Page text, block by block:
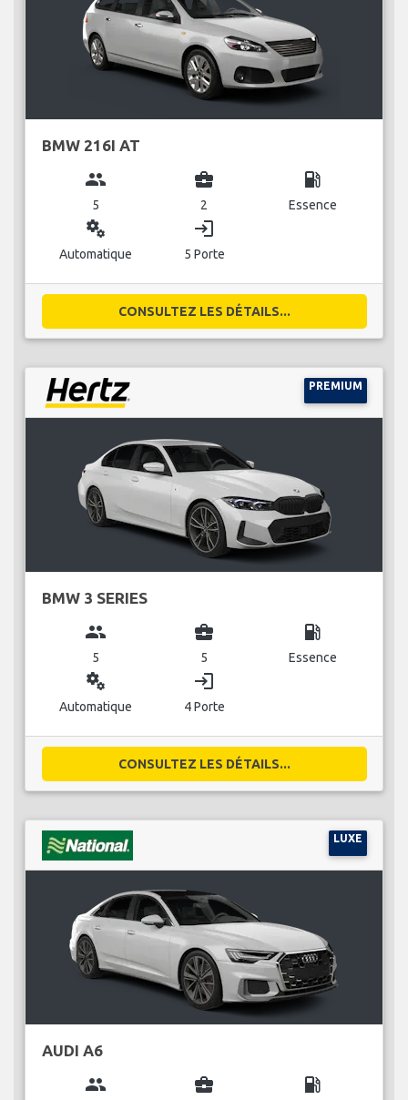
BMW 216I AT
group
5
business_center
2
local_gas_station
Essence
miscellaneous_services
Automatique
login
5 Porte
CONSULTEZ LES DÉTAILS...
PREMIUM
BMW 3 SERIES
group
5
business_center
5
local_gas_station
Essence
miscellaneous_services
Automatique
login
4 Porte
CONSULTEZ LES DÉTAILS...
LUXE
AUDI A6
group business_center local_gas_station